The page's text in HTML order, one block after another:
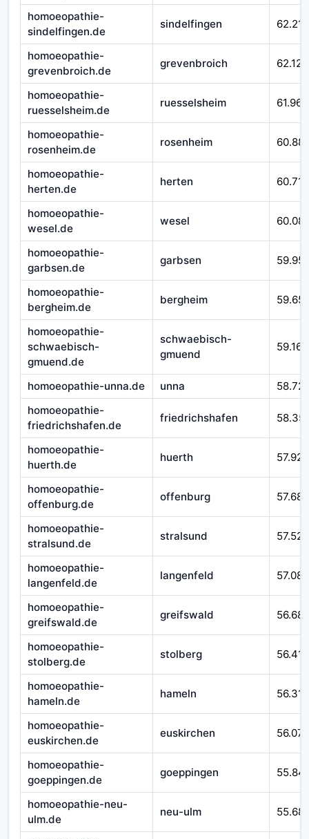
homoeopathie-
sindelfingen.de
sindelfingen 62.215
homoeopathie-
grevenbroich.de
grevenbroich 62.124
homoeopathie-
ruesselsheim.de
ruesselsheim 61.967
homoeopathie-
rosenheim.de
rosenheim
homoeopathie-
herten.de
herten 60.710
homoeopathie-
wesel.de
wesel
homoeopathie-
garbsen.de
garbsen
homoeopathie-
bergheim.de
bergheim
homoeopathie-
schwaebisch-
gmuend.de
schwaebisch-
gmuend
59.166
homoeopathie-unna.de unna
homoeopathie-
friedrichshafen.de
friedrichshafen
homoeopathie-
huerth.de
huerth 57.925
homoeopathie-
offenburg.de
offenburg 57.687
homoeopathie-
stralsund.de
stralsund 57.525
homoeopathie-
langenfeld.de
langenfeld 57.083
homoeopathie-
greifswald.de
greifswald 56.685
homoeopathie-
stolberg.de
stolberg 56.414
homoeopathie-
hameln.de
hameln 56.310
homoeopathie-
euskirchen.de
euskirchen 56.077
homoeopathie-
goeppingen.de
goeppingen
homoeopathie-neu-
ulm.de
neu-ulm